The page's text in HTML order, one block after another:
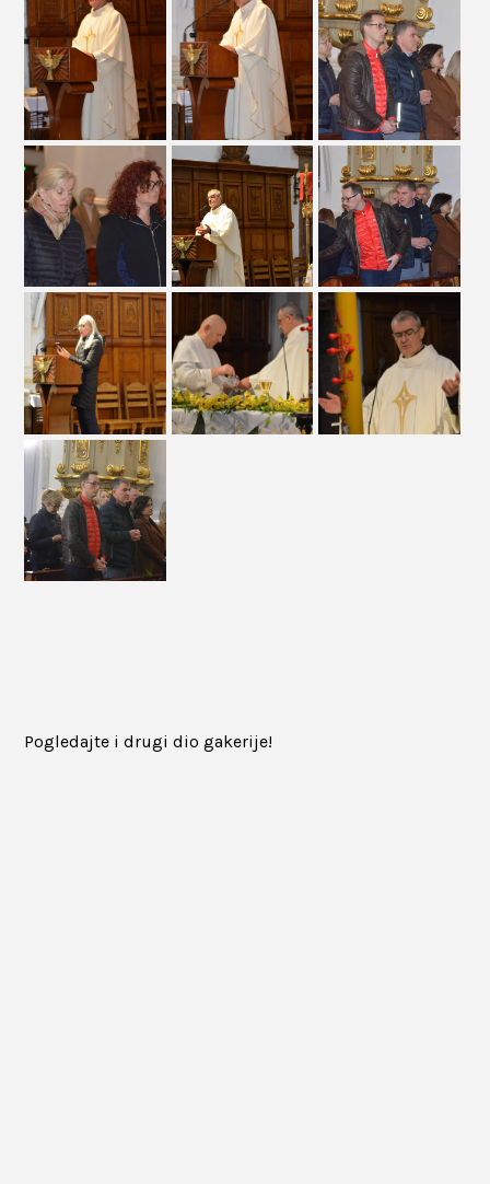
Pogledajte i drugi dio gakerije!